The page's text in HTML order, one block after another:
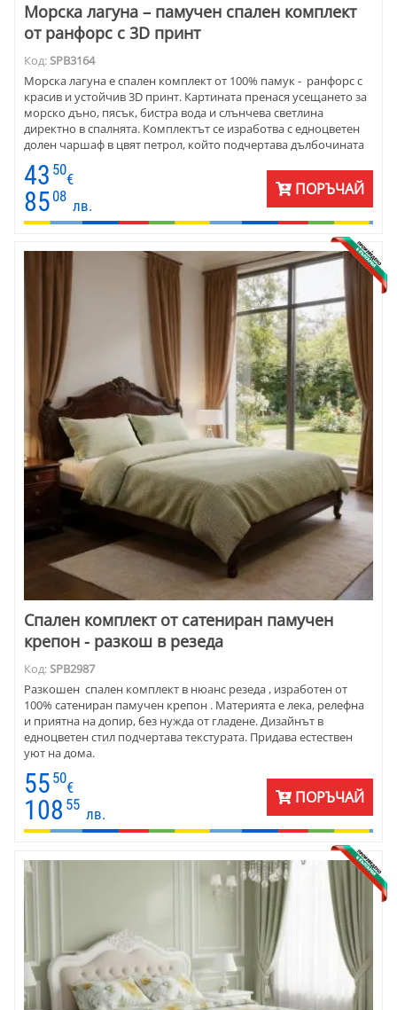
Морска лагуна – памучен спален комплект
от ранфорс с 3D принт
Код:SPB3164
Морска лагуна е спален комплект от 100% памук - ранфорс с
красив и устойчив 3D принт. Картината пренася усещането за
морско дъно, пясък, бистра вода и слънчева светлина
директно в спалнята. Комплектът се изработва с едноцветен
долен чаршаф в цвят петрол, който подчертава дълбочината
на десена. Меката памучна материя осигурява комфорт през
всички сезони.
43 50
€
85 08
лв.
ПОРЪЧАЙ
Спален комплект от сатениран памучен
крепон - разкош в резеда
Код:SPB2987
Разкошен спален комплект в нюанс резеда , изработен от
100% сатениран памучен крепон . Материята е лека, релефна
и приятна на допир, без нужда от гладене. Дизайнът в
едноцветен стил подчертава текстурата. Придава естествен
уют на дома.
55 50
€
108 55
лв.
ПОРЪЧАЙ